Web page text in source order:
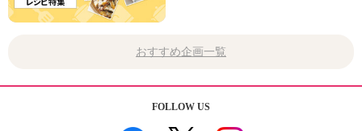
おすすめ企画一覧
FOLLOW US